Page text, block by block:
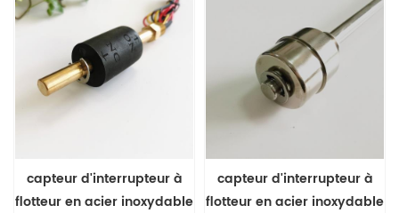
capteur d'interrupteur à
flotteur en acier inoxydable
capteur d'interrupteur à
flotteur en acier inoxydable